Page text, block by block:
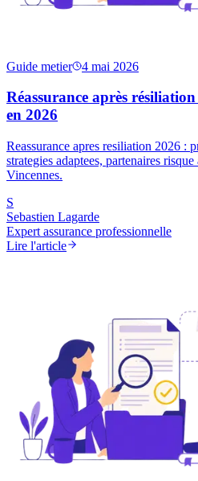
Guide metier 4 mai 2026
Réassurance après
en 2026
Reassurance apres resiliation 2026 :
strategies adaptees, partenaires
Vincennes.
S
Sebastien Lagarde
Expert assurance professionnelle
Lire l'article